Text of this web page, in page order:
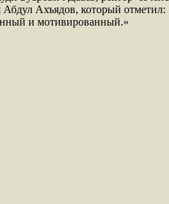
Абдул Ахъядов, который
и мотивированный.»